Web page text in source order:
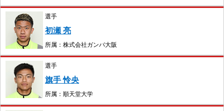
選手
初瀬 亮
所属：株式会社ガンバ大阪
選手
旗手 怜央
所属：順天堂大学